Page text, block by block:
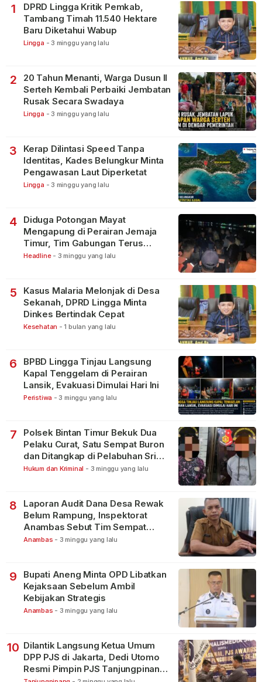
1
DPRD Lingga Kritik Pemkab,
Tambang Timah 11.540 Hektare
Baru Diketahui Wabup
Lingga - 3 minggu yang lalu
2
20 Tahun Menanti, Warga Dusun II
Serteh Kembali Perbaiki Jembatan
Rusak Secara Swadaya
Lingga - 3 minggu yang lalu
3
Kerap Dilintasi Speed Tanpa
Identitas, Kades Belungkur Minta
Pengawasan Laut Diperketat
Lingga - 3 minggu yang lalu
4
Diduga Potongan Mayat
Mengapung di Perairan Jemaja
Timur, Tim Gabungan Terus
Lakukan Pencarian
Headline - 3 minggu yang lalu
5
Kasus Malaria Melonjak di Desa
Sekanah, DPRD Lingga Minta
Dinkes Bertindak Cepat
Kesehatan - 1 bulan yang lalu
6
BPBD Lingga Tinjau Langsung
Kapal Tenggelam di Perairan
Lansik, Evakuasi Dimulai Hari Ini
Peristiwa - 3 minggu yang lalu
7
Polsek Bintan Timur Bekuk Dua
Pelaku Curat, Satu Sempat Buron
dan Ditangkap di Pelabuhan Sri
Bintan Pura
Hukum dan Kriminal - 3 minggu yang lalu
8
Laporan Audit Dana Desa Rewak
Belum Rampung, Inspektorat
Anambas Sebut Tim Sempat
Terbagi Tangani Kasus Lain
Anambas - 3 minggu yang lalu
9
Bupati Aneng Minta OPD Libatkan
Kejaksaan Sebelum Ambil
Kebijakan Strategis
Anambas - 3 minggu yang lalu
10 Dilantik Langsung Ketua Umum
DPP PJS di Jakarta, Dedi Utomo
Resmi Pimpin PJS Tanjungpinang-